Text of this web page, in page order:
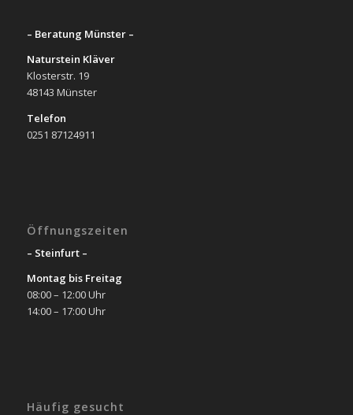
– Beratung Münster –
Naturstein Kläver
Klosterstr. 19
48143 Münster
Telefon
0251 87124911
Öffnungszeiten
– Steinfurt –
Montag bis Freitag
08:00 – 12:00 Uhr
14:00 – 17:00 Uhr
Häufig gesucht